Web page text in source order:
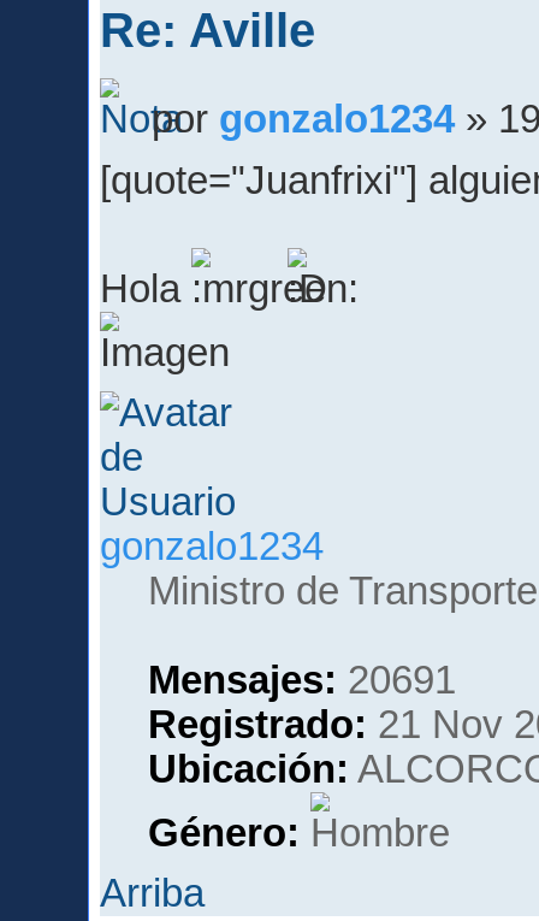
Re: Aville
por gonzalo1234»
[quote="Juanfrixi"]
Hola
gonzalo1234
Ministro de Transporte
Mensajes: 20691
Registrado: 21 Nov
Ubicación:
Género:
Arriba